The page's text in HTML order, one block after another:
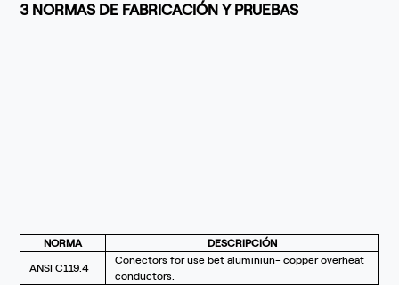
3 NORMAS DE FABRICACIÓN Y PRUEBAS
NORMA
DESCRIPCIÓN
ANSI C119.4
Conectors for use bet aluminiun- copper overheat
conductors.